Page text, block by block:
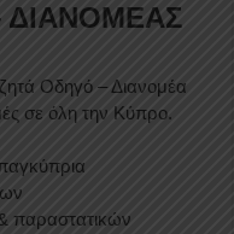
ΔΙΑΝΟΜΕΑΣ
Οδηγό – Διανομέα
σε όλη την Κύπρο.
παραστατικών